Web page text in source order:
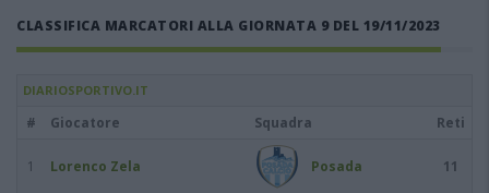
CLASSIFICA MARCATORI ALLA GIORNATA 9 DEL 19/11/2023
DIARIOSPORTIVO.IT
# Giocatore Squadra Reti
1 Lorenco Zela Posada 11